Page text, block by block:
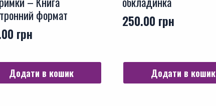
формат
грн
Додати в кошик
250.00 грн
Додати в кошик